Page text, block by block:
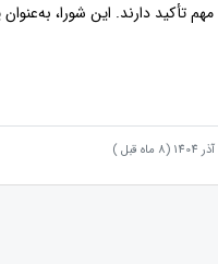
تأکید دارند. این شورا،